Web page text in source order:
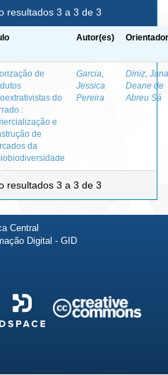
resultados 3 a 3 de 3
Autor(es)
de
do
:
e
de
da
Garcia,
Jessica
Pereira
Diniz,
Deane de
Abreu Sá
resultados 3 a 3 de 3
Central
Digital - GID